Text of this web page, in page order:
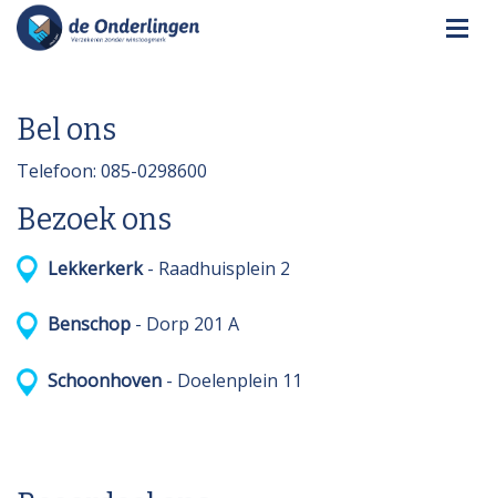
Bel ons
Telefoon: 085-0298600
Bezoek ons
Lekkerkerk- Raadhuisplein 2
Benschop - Dorp 201 A
Schoonhoven - Doelenplein 11